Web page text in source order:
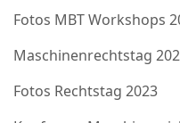
Fotos MBT Workshops
Maschinenrechtstag
Fotos Rechtstag 2023